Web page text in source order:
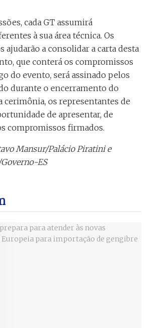
cada GT assumirá
à sua área técnica. Os
ajudarão a consolidar a carta desta
que conterá os compromissos
do evento, será assinado pelos
durante o encerramento do
cerimônia, os representantes de
de apresentar, de
compromissos firmados.
Mansur/Palácio Piratini e
ES